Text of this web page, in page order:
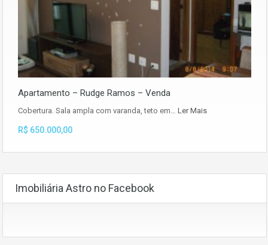
Apartamento – Rudge Ramos – Venda
Cobertura. Sala ampla com varanda, teto em… Ler Mais
R$ 650.000,00
Imobiliária Astro no Facebook